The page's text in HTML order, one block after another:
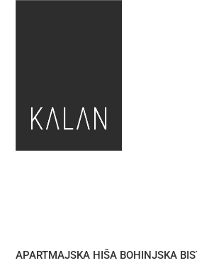
APARTMAJSKA HIŠA BOHINJSKA